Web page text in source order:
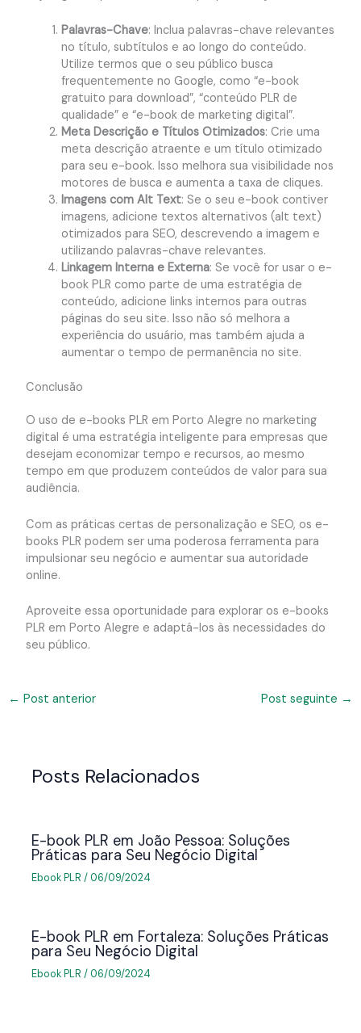
Palavras-Chave: Inclua palavras-chave relevantes
no título, subtítulos e ao longo do conteúdo.
Utilize termos que o seu público busca
frequentemente no Google, como “e-book
gratuito para download”, “conteúdo PLR de
qualidade” e “e-book de marketing digital”.
Meta Descrição e Títulos Otimizados: Crie uma
meta descrição atraente e um título otimizado
para seu e-book. Isso melhora sua visibilidade nos
motores de busca e aumenta a taxa de cliques.
Imagens com Alt Text: Se o seu e-book contiver
imagens, adicione textos alternativos (alt text)
otimizados para SEO, descrevendo a imagem e
utilizando palavras-chave relevantes.
Linkagem Interna e Externa: Se você for usar o e-
book PLR como parte de uma estratégia de
conteúdo, adicione links internos para outras
páginas do seu site. Isso não só melhora a
experiência do usuário, mas também ajuda a
aumentar o tempo de permanência no site.
Conclusão
O uso de e-books PLR em Porto Alegre no marketing
digital é uma estratégia inteligente para empresas que
desejam economizar tempo e recursos, ao mesmo
tempo em que produzem conteúdos de valor para sua
audiência.
Com as práticas certas de personalização e SEO, os e-
books PLR podem ser uma poderosa ferramenta para
impulsionar seu negócio e aumentar sua autoridade
online.
Aproveite essa oportunidade para explorar os e-books
PLR em Porto Alegre e adaptá-los às necessidades do
seu público.
← Post anterior Post seguinte →
Posts Relacionados
E-book PLR em João Pessoa: Soluções
Práticas para Seu Negócio Digital
Ebook PLR /06/09/2024
E-book PLR em Fortaleza: Soluções Práticas
para Seu Negócio Digital
Ebook PLR /06/09/2024